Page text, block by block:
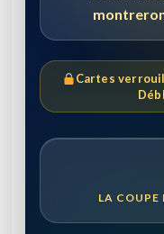
Cartes
LA COUPE